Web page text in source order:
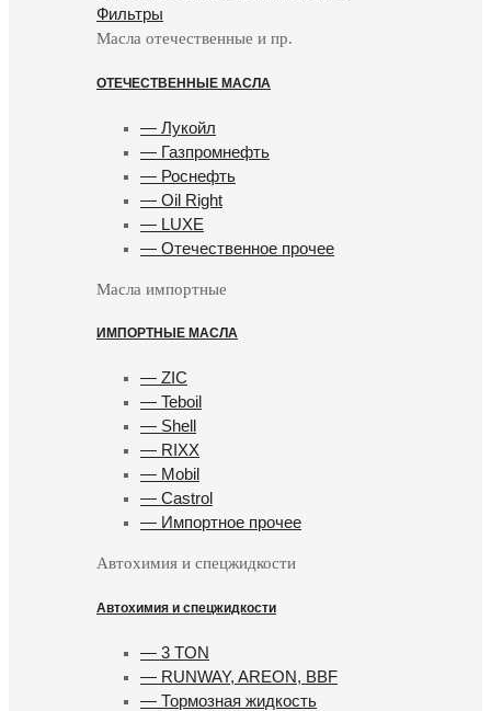
Фильтры
Масла отечественные и пр.
ОТЕЧЕСТВЕННЫЕ МАСЛА
— Лукойл
— Газпромнефть
— Роснефть
— Oil Right
— LUXE
— Отечественное прочее
Масла импортные
ИМПОРТНЫЕ МАСЛА
— ZIC
— Teboil
— Shell
— RIXX
— Mobil
— Castrol
— Импортное прочее
Автохимия и спецжидкости
Автохимия и спецжидкости
— 3 TON
— RUNWAY, AREON, BBF
— Тормозная жидкость